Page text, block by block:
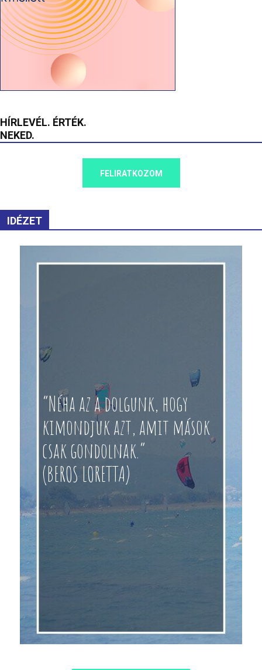
HÍRLEVÉL. ÉRTÉK.
NEKED.
FELIRATKOZOM
IDÉZET
“Néha az a dolgunk, hogy
kimondjuk azt, amit mások
csak gondolnak.”
(BEROS LORETTA)